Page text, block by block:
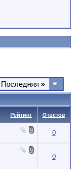
Последняя »
Рейтинг Ответов
0
0